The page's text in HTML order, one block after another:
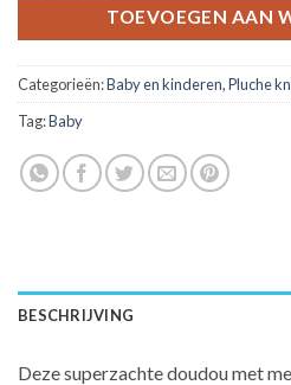
TOEVOEGEN AAN
Categorieën:Baby en kinderen,Pluche
Tag:Baby
BESCHRIJVING
Deze superzachte doudou met